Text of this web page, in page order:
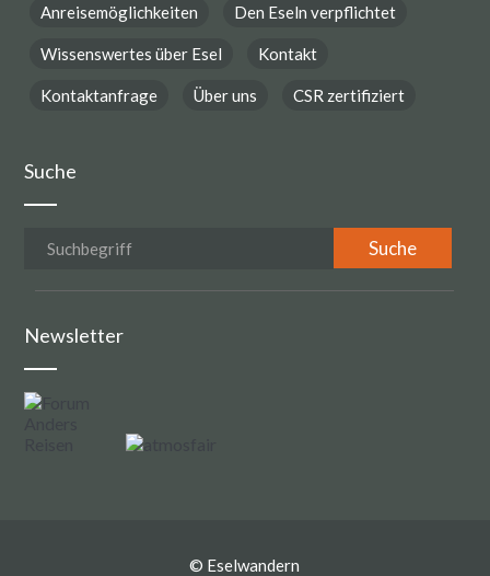
Anreisemöglichkeiten Den Eseln verpflichtet
Wissenswertes über Esel Kontakt
Kontaktanfrage Über uns CSR zertifiziert
Suche
Newsletter
© Eselwandern